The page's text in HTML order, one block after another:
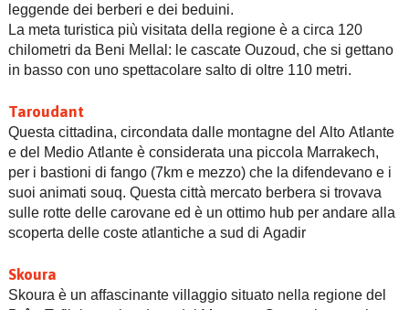
leggende dei berberi e dei beduini.
La meta turistica più visitata della regione è a circa 120
chilometri da Beni Mellal: le cascate Ouzoud, che si gettano
in basso con uno spettacolare salto di oltre 110 metri.
Taroudant
Questa cittadina, circondata dalle montagne del Alto Atlante
e del Medio Atlante è considerata una piccola Marrakech,
per i bastioni di fango (7km e mezzo) che la difendevano e i
suoi animati souq. Questa città mercato berbera si trovava
sulle rotte delle carovane ed è un ottimo hub per andare alla
scoperta delle coste atlantiche a sud di Agadir
Skoura
Skoura è un affascinante villaggio situato nella regione del